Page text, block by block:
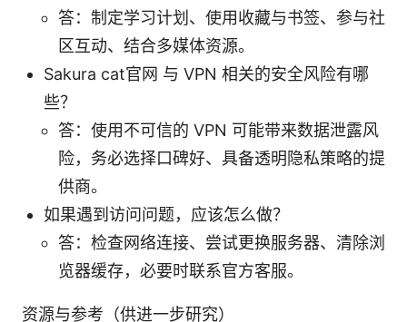
答：制定学习计划、使用收藏与书签、参与社
区互动、结合多媒体资源。
Sakura cat官网 与 VPN 相关的安全风险有哪
些？
答：使用不可信的 VPN 可能带来数据泄露风
险，务必选择口碑好、具备透明隐私策略的提
供商。
如果遇到访问问题，应该怎么做？
答：检查网络连接、尝试更换服务器、清除浏
览器缓存，必要时联系官方客服。
资源与参考（供进一步研究）